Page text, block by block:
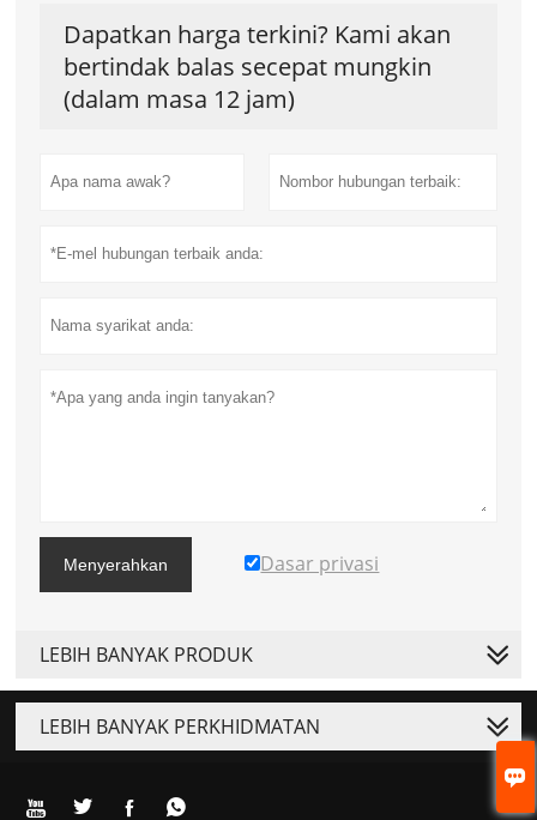

Dapatkan harga terkini? Kami akan
bertindak balas secepat mungkin
(dalam masa 12 jam)
Menyerahkan Dasar privasi
LEBIH BANYAK PRODUK
LEBIH BANYAK PERKHIDMATAN
   